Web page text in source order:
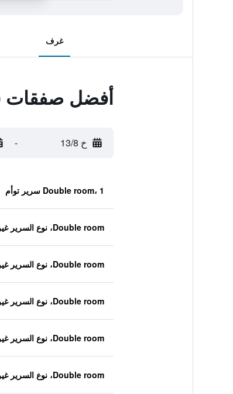
غرف
أفضل صفقات
خ 13/8 -
Double room، 1 سرير توأم
Double room، نوع السرير غير معروف
Double room، نوع السرير غير معروف
Double room، نوع السرير غير معروف
Double room، نوع السرير غير معروف
Double room، نوع السرير غير معروف